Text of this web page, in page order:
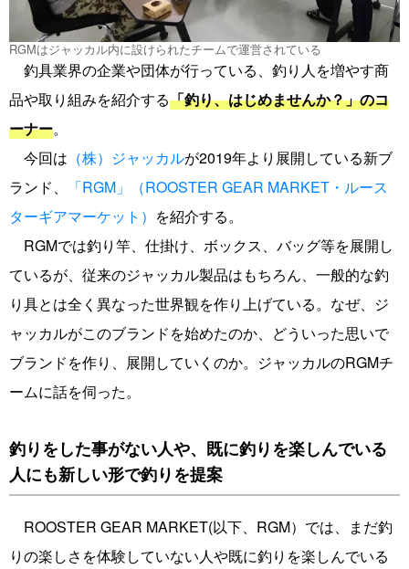
RGMはジャッカル内に設けられたチームで運営されている
釣具業界の企業や団体が行っている、釣り人を増やす商
品や取り組みを紹介する「釣り、はじめませんか？」のコ
ーナー。
今回は （株）ジャッカルが2019年より展開している新ブ
ランド、
「RGM」（ROOSTER GEAR MARKET・ルース
ターギアマーケット） を紹介する。
RGMでは釣り竿、仕掛け、ボックス、バッグ等を展開し
ているが、従来のジャッカル製品はもちろん、一般的な釣
り具とは全く異なった世界観を作り上げている。なぜ、ジ
ャッカルがこのブランドを始めたのか、どういった思いで
ブランドを作り、展開していくのか。ジャッカルのRGMチ
ームに話を伺った。
釣りをした事がない人や、既に釣りを楽しんでいる
人にも新しい形で釣りを提案
ROOSTER GEAR MARKET(以下、RGM）では、まだ釣
りの楽しさを体験していない人や既に釣りを楽しんでいる